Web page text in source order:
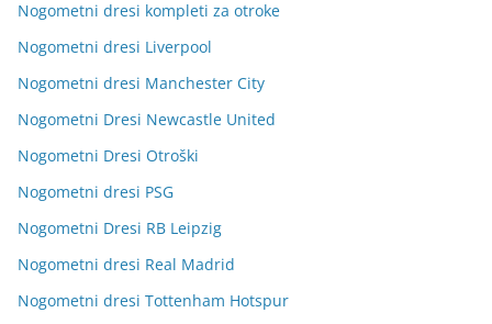
Nogometni dresi kompleti za otroke
Nogometni dresi Liverpool
Nogometni dresi Manchester City
Nogometni Dresi Newcastle United
Nogometni Dresi Otroški
Nogometni dresi PSG
Nogometni Dresi RB Leipzig
Nogometni dresi Real Madrid
Nogometni dresi Tottenham Hotspur